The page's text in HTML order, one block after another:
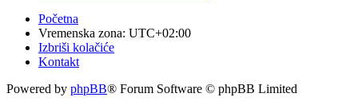
Početna
Vremenska zona: UTC+02:00
Izbriši kolačiće
Kontakt
Powered by phpBB® Forum Software © phpBB Limited